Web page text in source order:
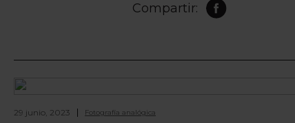
Compartir:
29 junio, 2023 Fotografía analógica